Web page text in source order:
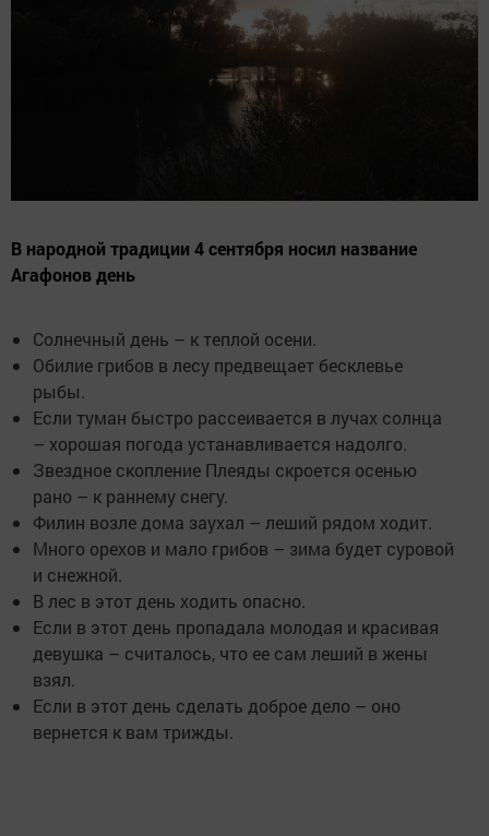
В народной традиции 4 сентября носил название
Агафонов день
Солнечный день – к теплой осени.
Обилие грибов в лесу предвещает бесклевье
рыбы.
Если туман быстро рассеивается в лучах солнца
– хорошая погода устанавливается надолго.
Звездное скопление Плеяды скроется осенью
рано – к раннему снегу.
Филин возле дома заухал – леший рядом ходит.
Много орехов и мало грибов – зима будет суровой
и снежной.
В лес в этот день ходить опасно.
Если в этот день пропадала молодая и красивая
девушка – считалось, что ее сам леший в жены
взял.
Если в этот день сделать доброе дело – оно
вернется к вам трижды.